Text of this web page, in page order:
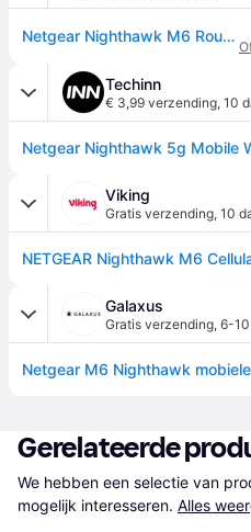
Netgear Nighthawk M6 Router voor mobiele netwerken
Techinn
€ 3,99 verzending, 10
Viking
Gratis verzending, 10
Galaxus
Gratis verzending, 6-10
Gerelateerde
We hebben een selectie van
mogelijk interesseren. Alles